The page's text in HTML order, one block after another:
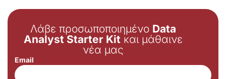
Λάβε προσωποποιημένο Data
Analyst Starter Kit και μάθαινε
νέα μας
Email